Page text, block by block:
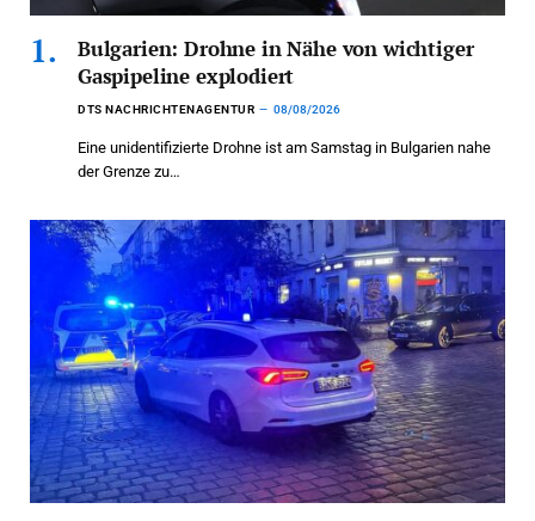
Bulgarien: Drohne in Nähe von wichtiger
Gaspipeline explodiert
DTS NACHRICHTENAGENTUR 08/08/2026
Eine unidentifizierte Drohne ist am Samstag in Bulgarien nahe
der Grenze zu…